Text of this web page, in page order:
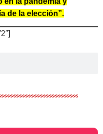
de la elección”.